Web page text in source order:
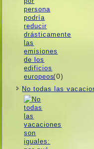
(0)
No todas las